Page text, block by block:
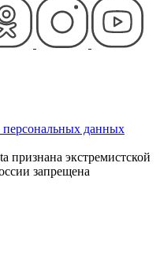
данных
признана экстремистской
запрещена